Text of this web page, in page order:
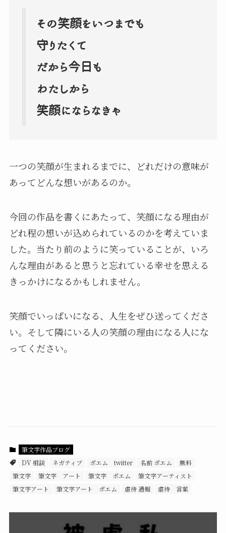
その笑顔をいつまでも
守りたくて
だから今日も
わたしから
笑顔にならなきゃ
一つの笑顔が生まれるまでに、どれだけの意味が
あってどんな想いがあるのか。
今回の作品を書くにあたって、笑顔になる理由が
どれ程の想いが込められているのかを考えていま
した。当たり前のように笑っていることが、いろ
んな理由があると思うと忘れている幸せを思える
きっかけになるかもしれません。
笑顔でいっぱいになる、人生をぜひ送ってくださ
い。そして隣にいる人の笑顔の理由になる人にな
ってください。
筆文字作品ブログ
DV 相談
ネガティブ ポエム twitter 名前 ポエム
無料
筆文字
筆文字 アート 筆文字 ポエム
筆文字アーティスト
筆文字アート
筆文字アート ポエム 虐待 通報 虐待 言葉